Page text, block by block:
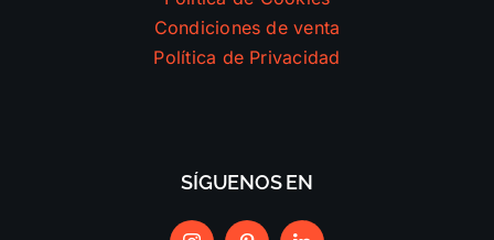
Condiciones de venta
Política de Privacidad
SÍGUENOS EN